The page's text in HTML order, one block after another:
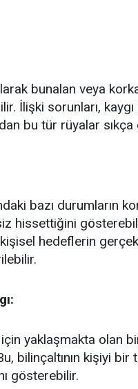
bunalan veya
İlişki sorunları,
bu tür rüyalar
bazı durumların
hissettiğini
hedeflerin
yaklaşmakta olan
bilinçaltının kişiyi bir
gösterebilir.